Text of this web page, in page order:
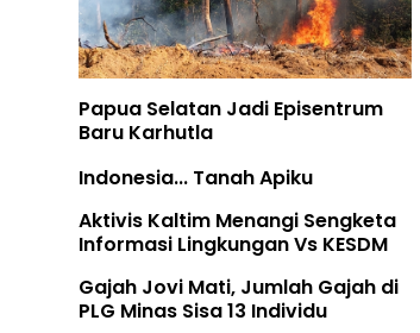
Papua Selatan Jadi Episentrum
Baru Karhutla
Indonesia... Tanah Apiku
Aktivis Kaltim Menangi Sengketa
Informasi Lingkungan Vs KESDM
Gajah Jovi Mati, Jumlah Gajah di
PLG Minas Sisa 13 Individu